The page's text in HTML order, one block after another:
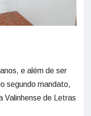
e além de ser
segundo mandato,
Valinhense de Letras